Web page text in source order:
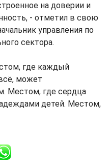
на доверии и
- отметил в свою
управления по
сектора.
где каждый
может
Местом, где сердца
детей. Местом,